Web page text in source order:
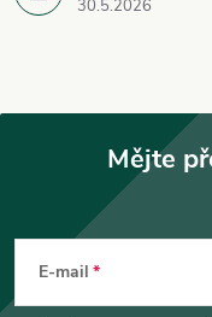
30.5.2026
Mějte
E-mail